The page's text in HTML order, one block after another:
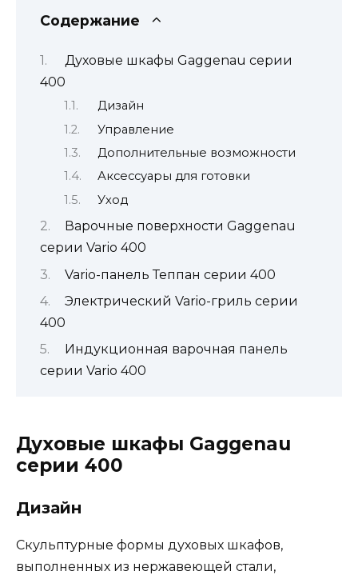
Содержание
Духовые шкафы Gaggenau серии
400
Дизайн
Управление
Дополнительные возможности
Аксессуары для готовки
Уход
Варочные поверхности Gaggenau
серии Vario 400
Vario-панель Теппан серии 400
Электрический Vario-гриль серии
400
Индукционная варочная панель
серии Vario 400
Духовые шкафы Gaggenau
серии 400
Дизайн
Скульптурные формы духовых шкафов,
выполненных из нержавеющей стали,